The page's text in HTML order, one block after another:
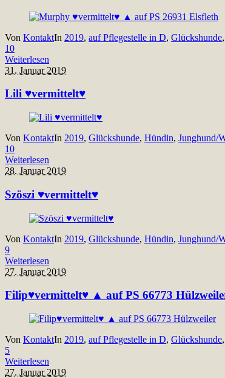
Von KontaktIn 2019, auf Pflegestelle in D, Glückshunde,
10
Weiterlesen
31. Januar 2019
Lili ♥vermittelt♥
Von KontaktIn 2019, Glückshunde, Hündin, Junghund/
10
Weiterlesen
28. Januar 2019
Szöszi ♥vermittelt♥
Von KontaktIn 2019, Glückshunde, Hündin, Junghund/
9
Weiterlesen
27. Januar 2019
Filip♥vermittelt♥ ▲ auf PS 66773
Von KontaktIn 2019, auf Pflegestelle in D, Glückshunde,
5
Weiterlesen
27. Januar 2019